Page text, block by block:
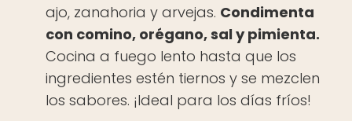
ajo, zanahoria y arvejas. Condimenta
con comino, orégano, sal y pimienta.
Cocina a fuego lento hasta que los
ingredientes estén tiernos y se mezclen
los sabores. ¡Ideal para los días fríos!